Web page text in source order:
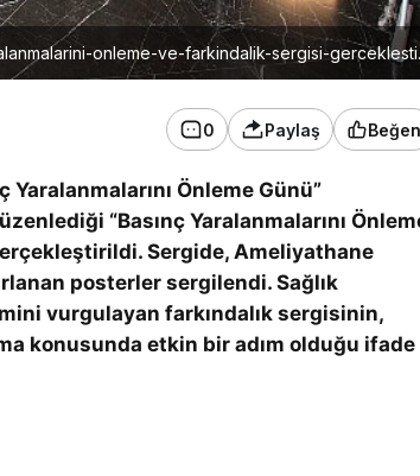
onleme-ve-farkindalik-sergisi-
0 Paylaş Beğen
Yaralanmalarını Önleme Günü”
“Basınç Yaralanmalarını
Sergide, Ameliyathane
posterler sergilendi. Sağlık
vurgulayan farkındalık sergisinin,
konusunda etkin bir adım olduğu ifade